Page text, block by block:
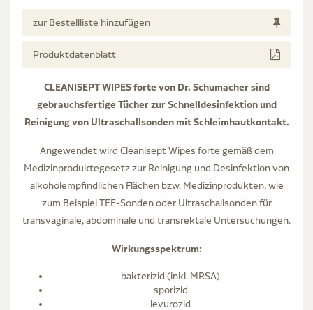
zur Bestellliste hinzufügen
Produktdatenblatt
CLEANISEPT WIPES forte von Dr. Schumacher sind
gebrauchsfertige Tücher zur Schnelldesinfektion und
Reinigung von Ultraschallsonden mit Schleimhautkontakt.
Angewendet wird Cleanisept Wipes forte gemäß dem
Medizinproduktegesetz zur Reinigung und Desinfektion von
alkoholempfindlichen Flächen bzw. Medizinprodukten, wie
zum Beispiel TEE-Sonden oder Ultraschallsonden für
transvaginale, abdominale und transrektale Untersuchungen.
Wirkungsspektrum:
bakterizid (inkl. MRSA)
sporizid
levurozid